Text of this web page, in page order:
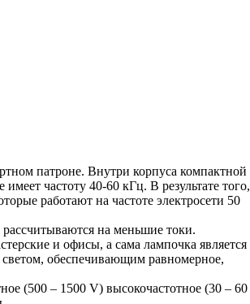
патроне. Внутри корпуса компактной
частоту 40-60 кГц. В результате того,
работают на частоте электросети 50
на меньшие токи.
и офисы, а сама лампочка является
обеспечивающим равномерное,
(500 – 1500 V) высокочастотное (30 – 60